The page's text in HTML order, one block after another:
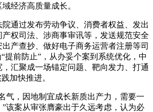
经济高质量成长。
过发布劳动争议、消费者权益、发出
权司法、涉商事审讯等，发送规范安全
产查抄、做好电子商务运营者注册等司
提前防止”，从办妥个案到系统优化，中
汇聚成一场锚定问题、靶向发力、打通
加快推进。
，因地制宜成长新质出产力，需要一
”该案从审张膺豪出于久远考虑，认为必